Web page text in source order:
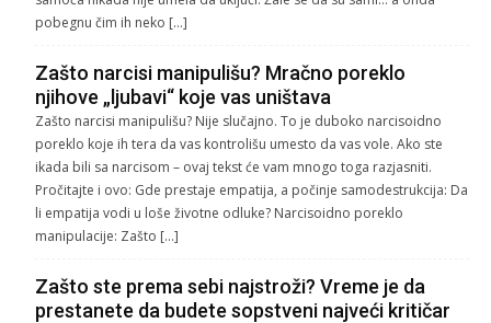
pobegnu čim ih neko […]
Zašto narcisi manipulišu? Mračno poreklo
njihove „ljubavi“ koje vas uništava
Zašto narcisi manipulišu? Nije slučajno. To je duboko narcisoidno
poreklo koje ih tera da vas kontrolišu umesto da vas vole. Ako ste
ikada bili sa narcisom – ovaj tekst će vam mnogo toga razjasniti.
Pročitajte i ovo: Gde prestaje empatija, a počinje samodestrukcija: Da
li empatija vodi u loše životne odluke? Narcisoidno poreklo
manipulacije: Zašto […]
Zašto ste prema sebi najstroži? Vreme je da
prestanete da budete sopstveni najveći kritičar